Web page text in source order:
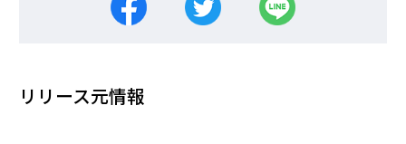
リリース元情報